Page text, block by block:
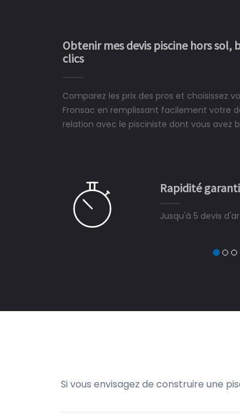
Obtenir mes devis piscine hors sol,
clics
Comparez les prix des pros et choisissez
Fronsac en remplissant facilement votre
relation avec le pisciniste dont vous avez
Rapidité garantie
Jusqu'à 5 devis d'artisans en 48H
ne peut plus s'en passer.
Le rêve devient
construit chez
Si vous envisagez de construire une